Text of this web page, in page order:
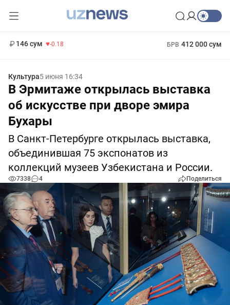
146 сум -0.18 БРВ 412 000 сум
Культура5 июня 16:34
В Эрмитаже открылась выставка
об искусстве при дворе эмира
Бухары
В Санкт-Петербурге открылась выставка,
объединившая 75 экспонатов из
коллекций музеев Узбекистана и России.
7338 4 Поделиться